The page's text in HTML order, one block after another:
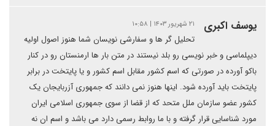
یوسف اکبری ۲۱ شهریور ۱۴۰۳ | ۱۰:۵۸
تحلیل گر ها و سفارشی نویسان شما هنوز اصول اولیه
دیپلماسی و خبر نویسی رو بلد نیستند در متن بار ها ارمنستان رو در کنار
باکو آورده در صورتی که اسم کشور مقابل اسم کشور و یا پایتخت در برابر
پایتخت باید آورده شود. اینها هنوز نمی دانند که جمهوری آزربایجان یک
کشور عضو سازمان ملل متحد که از قضا از سوی جمهوری اسلامی ایران
مورد شناسایی قرار گرفته و با ما روابط رسمی دارد می باشد و اسم ان نه